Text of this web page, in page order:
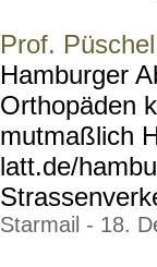
Prof.
Hamburger
Orthopäden
mutmaßlich
latt.de/
Starmail - 18.